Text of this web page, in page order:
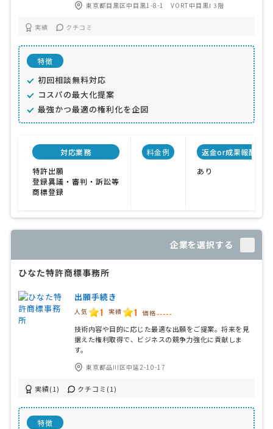
東京都目黒区中目黒1-8-1 VORT中目黒Ⅰ 3階
実績 クチコミ
特徴
初回相談無料対応
コスパの最大化提案
最強かつ最適の権利化を企図
対応業務
特許出願
登録異議・審判・訴訟等
商標登録
料金例
返金or成果報酬制度
あり
企業を選択する
ひなた特許商標事務所
出願手続き
人気 1 実績 1 価格 -----
技術内容や目的に応じた最適な出願をご提案。将来を見
据えた権利取得で、ビジネスの競争力強化に貢献しま
す。
東京都品川区中延2-10-17
実績(1) クチコミ(1)
特徴